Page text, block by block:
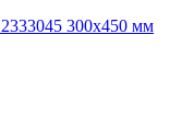
300х450 мм